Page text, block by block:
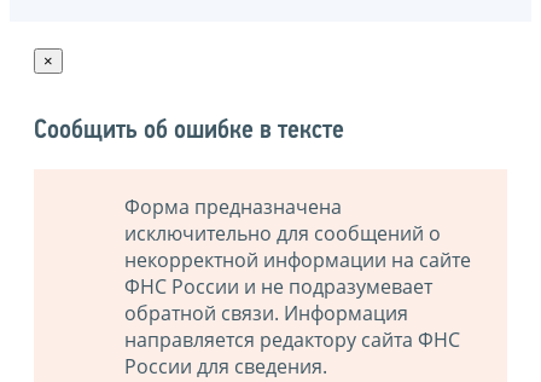
×
Сообщить об ошибке в тексте
Форма предназначена
исключительно для сообщений о
некорректной информации на сайте
ФНС России и не подразумевает
обратной связи. Информация
направляется редактору сайта ФНС
России для сведения.